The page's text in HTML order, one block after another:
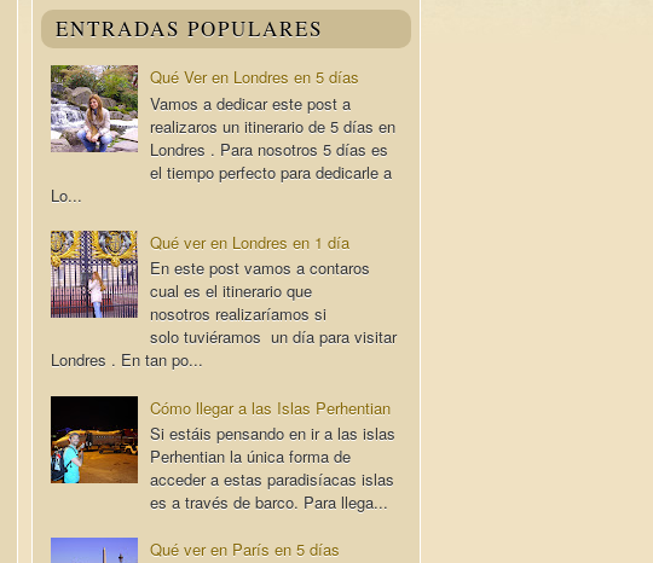
ENTRADAS POPULARES
Qué Ver en Londres en 5 días
Vamos a dedicar este post a
realizaros un itinerario de 5 días en
Londres . Para nosotros 5 días es
el tiempo perfecto para dedicarle a
Lo...
Qué ver en Londres en 1 día
En este post vamos a contaros
cual es el itinerario que
nosotros realizaríamos si
solo tuviéramos un día para visitar
Londres . En tan po...
Cómo llegar a las Islas Perhentian
Si estáis pensando en ir a las islas
Perhentian la única forma de
acceder a estas paradisíacas islas
es a través de barco. Para llega...
Qué ver en París en 5 días